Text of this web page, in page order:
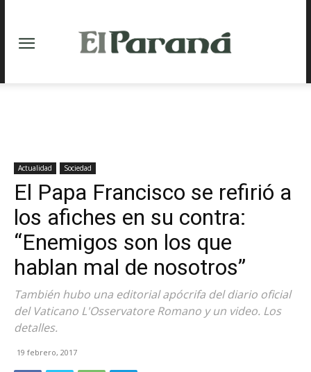
Actualidad Sociedad
El Papa Francisco se refirió a
los afiches en su contra:
“Enemigos son los que
hablan mal de nosotros”
También hubo una editorial apócrifa del diario oficial
del Vaticano L'Osservatore Romano y un video. Los
detalles.
19 febrero, 2017